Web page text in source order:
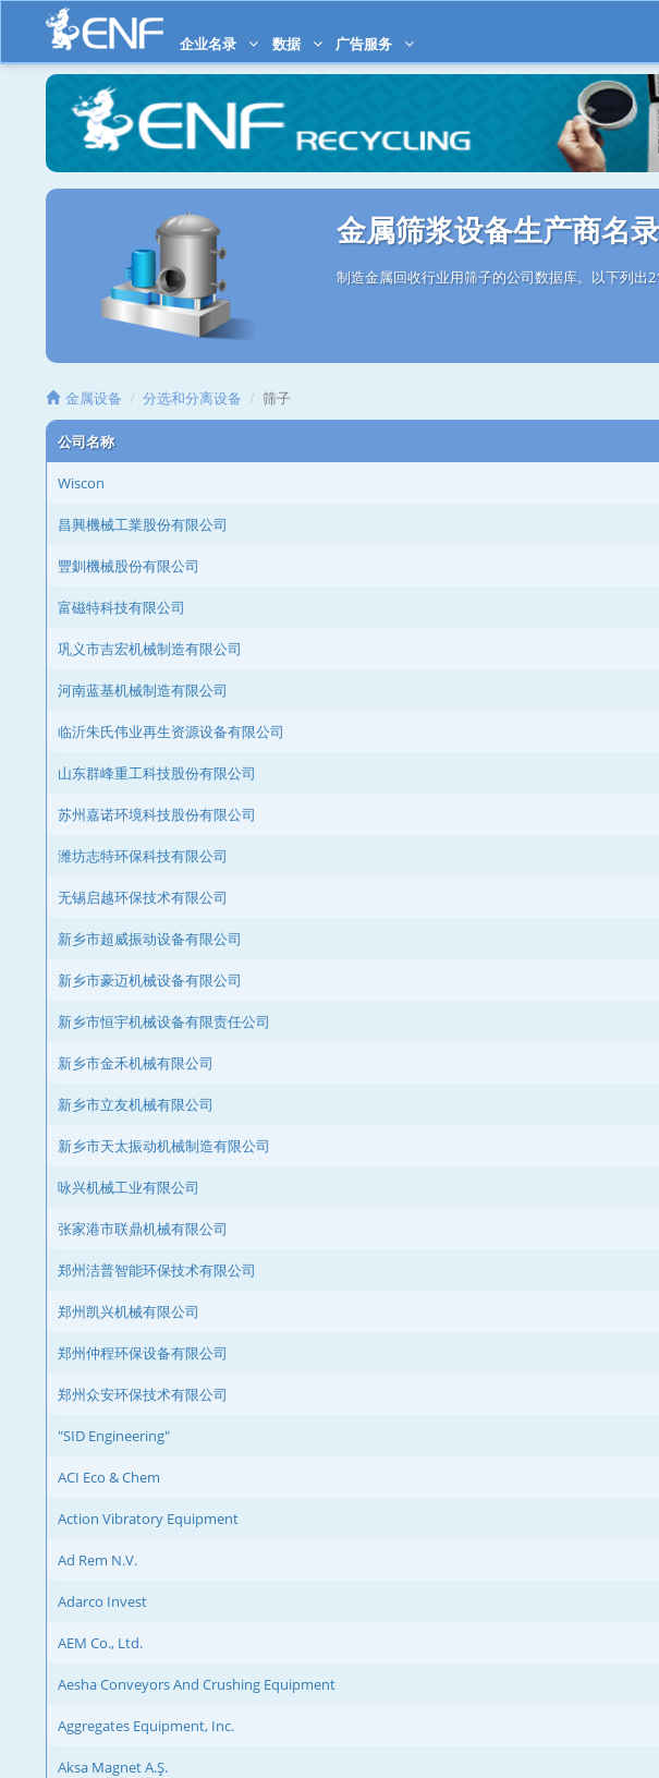
企业名录 数据 广告服务
金属筛浆设备生产商名录
制造金属回收行业用筛子的公司数据库。以下列出
金属设备 分选和分离设备 筛子
公司名称
Wiscon
昌興機械工業股份有限公司
豐釧機械股份有限公司
富磁特科技有限公司
巩义市吉宏机械制造有限公司
河南蓝基机械制造有限公司
临沂朱氏伟业再生资源设备有限公司
山东群峰重工科技股份有限公司
苏州嘉诺环境科技股份有限公司
潍坊志特环保科技有限公司
无锡启越环保技术有限公司
新乡市超威振动设备有限公司
新乡市豪迈机械设备有限公司
新乡市恒宇机械设备有限责任公司
新乡市金禾机械有限公司
新乡市立友机械有限公司
新乡市天太振动机械制造有限公司
咏兴机械工业有限公司
张家港市联鼎机械有限公司
郑州洁普智能环保技术有限公司
郑州凯兴机械有限公司
郑州仲程环保设备有限公司
郑州众安环保技术有限公司
"SID Engineering"
ACI Eco & Chem
Action Vibratory Equipment
Ad Rem N.V.
Adarco Invest
AEM Co., Ltd.
Aesha Conveyors And Crushing Equipment
Aggregates Equipment, Inc.
Aksa Magnet A.Ş.